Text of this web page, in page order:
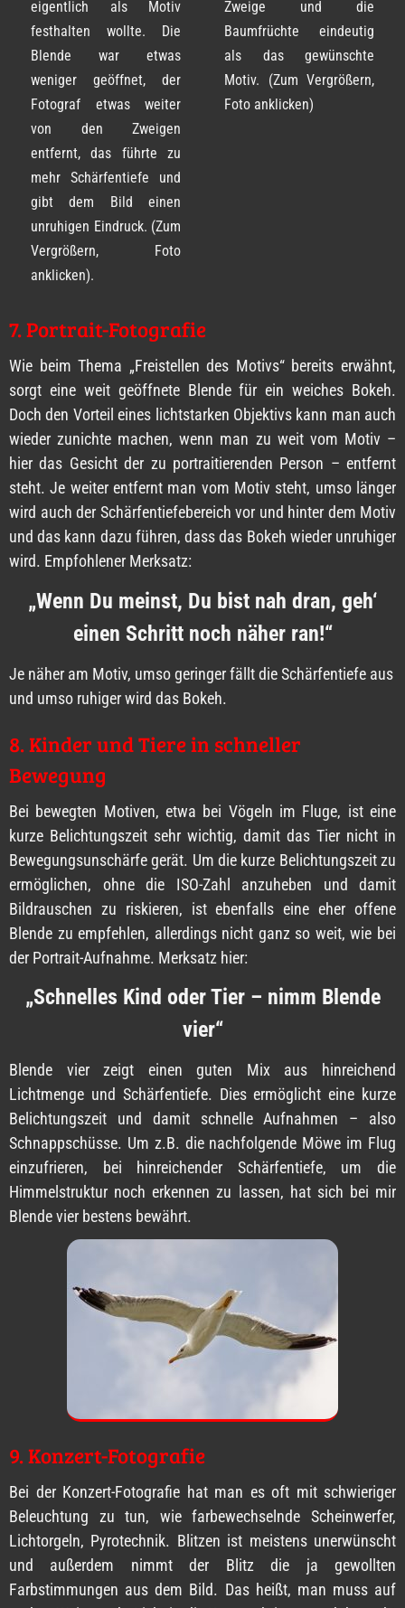
eigentlich als Motiv
festhalten wollte. Die
Blende war etwas
weniger geöffnet, der
Fotograf etwas weiter
von den Zweigen
entfernt, das führte zu
mehr Schärfentiefe und
gibt dem Bild einen
unruhigen Eindruck. (Zum
Vergrößern, Foto
anklicken).
Zweige und die
Baumfrüchte eindeutig
als das gewünschte
Motiv. (Zum Vergrößern,
Foto anklicken)
7. Portrait-Fotografie
Wie beim Thema „Freistellen des Motivs“ bereits erwähnt,
sorgt eine weit geöffnete Blende für ein weiches Bokeh.
Doch den Vorteil eines lichtstarken Objektivs kann man auch
wieder zunichte machen, wenn man zu weit vom Motiv –
hier das Gesicht der zu portraitierenden Person – entfernt
steht. Je weiter entfernt man vom Motiv steht, umso länger
wird auch der Schärfentiefebereich vor und hinter dem Motiv
und das kann dazu führen, dass das Bokeh wieder unruhiger
wird. Empfohlener Merksatz:
„Wenn Du meinst, Du bist nah dran, geh‘
einen Schritt noch näher ran!“
Je näher am Motiv, umso geringer fällt die Schärfentiefe aus
und umso ruhiger wird das Bokeh.
8. Kinder und Tiere in schneller
Bewegung
Bei bewegten Motiven, etwa bei Vögeln im Fluge, ist eine
kurze Belichtungszeit sehr wichtig, damit das Tier nicht in
Bewegungsunschärfe gerät. Um die kurze Belichtungszeit zu
ermöglichen, ohne die ISO-Zahl anzuheben und damit
Bildrauschen zu riskieren, ist ebenfalls eine eher offene
Blende zu empfehlen, allerdings nicht ganz so weit, wie bei
der Portrait-Aufnahme. Merksatz hier:
„Schnelles Kind oder Tier – nimm Blende
vier“
Blende vier zeigt einen guten Mix aus hinreichend
Lichtmenge und Schärfentiefe. Dies ermöglicht eine kurze
Belichtungszeit und damit schnelle Aufnahmen – also
Schnappschüsse. Um z.B. die nachfolgende Möwe im Flug
einzufrieren, bei hinreichender Schärfentiefe, um die
Himmelstruktur noch erkennen zu lassen, hat sich bei mir
Blende vier bestens bewährt.
9. Konzert-Fotografie
Bei der Konzert-Fotografie hat man es oft mit schwieriger
Beleuchtung zu tun, wie farbewechselnde Scheinwerfer,
Lichtorgeln, Pyrotechnik. Blitzen ist meistens unerwünscht
und außerdem nimmt der Blitz die ja gewollten
Farbstimmungen aus dem Bild. Das heißt, man muss auf